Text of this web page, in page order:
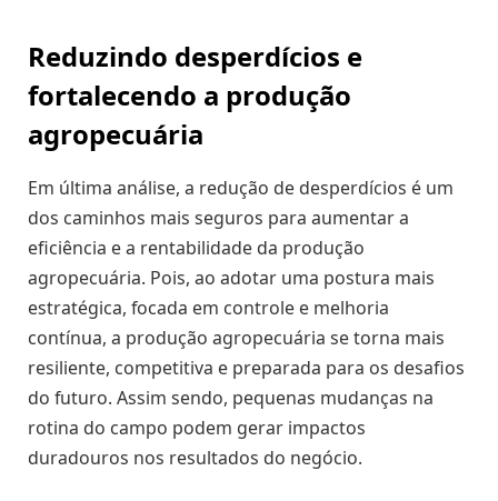
Reduzindo desperdícios e
fortalecendo a produção
agropecuária
Em última análise, a redução de desperdícios é um
dos caminhos mais seguros para aumentar a
eficiência e a rentabilidade da produção
agropecuária. Pois, ao adotar uma postura mais
estratégica, focada em controle e melhoria
contínua, a produção agropecuária se torna mais
resiliente, competitiva e preparada para os desafios
do futuro. Assim sendo, pequenas mudanças na
rotina do campo podem gerar impactos
duradouros nos resultados do negócio.